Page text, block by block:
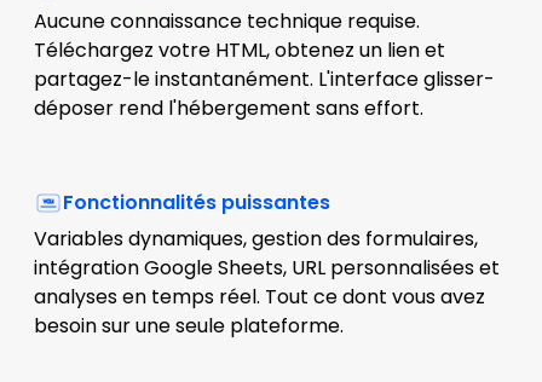
Aucune connaissance technique requise.
Téléchargez votre HTML, obtenez un lien et
partagez-le instantanément. L'interface glisser-
déposer rend l'hébergement sans effort.
Fonctionnalités puissantes
Variables dynamiques, gestion des formulaires,
intégration Google Sheets, URL personnalisées et
analyses en temps réel. Tout ce dont vous avez
besoin sur une seule plateforme.